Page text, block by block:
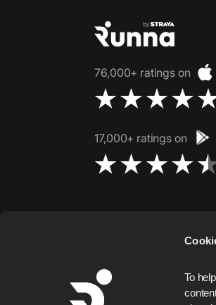
To
76,000+ ratings on
17,000+ ratings on